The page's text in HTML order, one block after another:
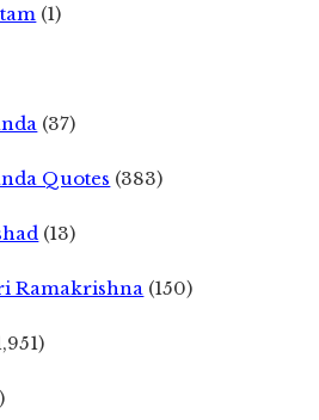
(1)
(37)
Quotes (383)
(13)
Ramakrishna (150)